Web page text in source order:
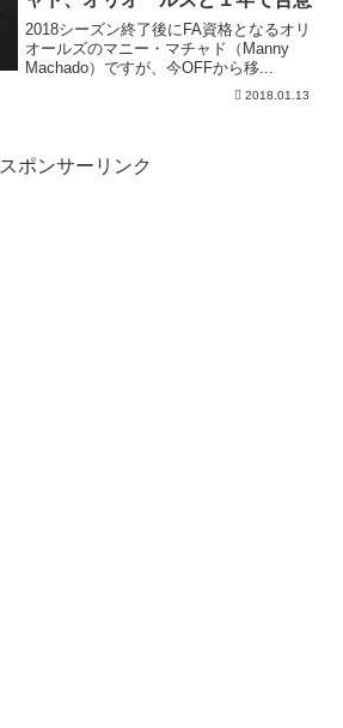
2018シーズン終了後にFA資格となるオリ
オールズのマニー・マチャド（Manny
Machado）ですが、今OFFから移...
2018.01.13
スポンサーリンク